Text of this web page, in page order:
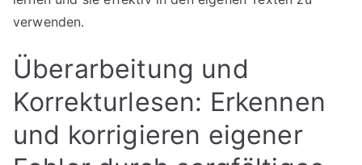
verwenden.
Überarbeitung und
Korrekturlesen: Erkennen
und korrigieren eigener